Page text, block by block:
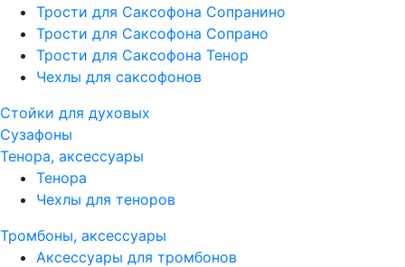
Трости для Саксофона Сопранино
Трости для Саксофона Сопрано
Трости для Саксофона Тенор
Чехлы для саксофонов
Стойки для духовых
Сузафоны
Тенора, аксессуары
Тенора
Чехлы для теноров
Тромбоны, аксессуары
Аксессуары для тромбонов